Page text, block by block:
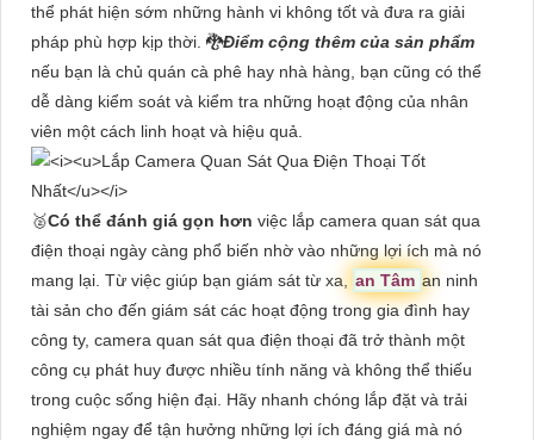
thể phát hiện sớm những hành vi không tốt và đưa ra giải
pháp phù hợp kịp thời. 🐉️Điểm cộng thêm của sản phẩm
nếu bạn là chủ quán cà phê hay nhà hàng, bạn cũng có thể
dễ dàng kiểm soát và kiểm tra những hoạt động của nhân
viên một cách linh hoạt và hiệu quả.
🥈️Có thể đánh giá gọn hơn việc lắp camera quan sát qua
điện thoại ngày càng phổ biến nhờ vào những lợi ích mà nó
mang lại. Từ việc giúp bạn giám sát từ xa,
an Tâm an ninh
tài sản cho đến giám sát các hoạt động trong gia đình hay
công ty, camera quan sát qua điện thoại đã trở thành một
công cụ phát huy được nhiều tính năng và không thể thiếu
trong cuộc sống hiện đại. Hãy nhanh chóng lắp đặt và trải
nghiệm ngay để tận hưởng những lợi ích đáng giá mà nó